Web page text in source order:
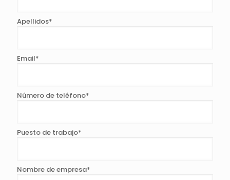
Apellidos*
Email*
Número de teléfono*
Puesto de trabajo*
Nombre de empresa*